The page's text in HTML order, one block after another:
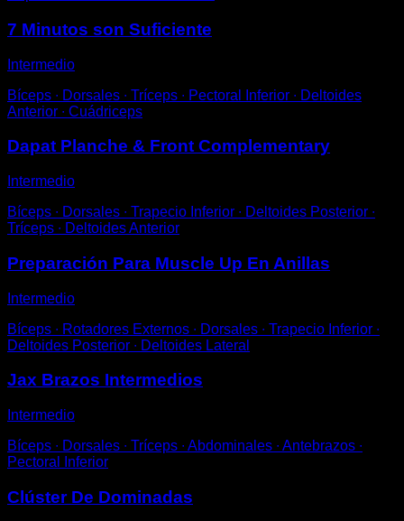
7 Minutos son Suficiente
Intermedio
Bíceps ∙ Dorsales ∙ Tríceps ∙ Pectoral Inferior ∙ Deltoides
Anterior ∙ Cuádriceps
Dapat Planche & Front Complementary
Intermedio
Bíceps ∙ Dorsales ∙ Trapecio Inferior ∙ Deltoides Posterior ∙
Tríceps ∙ Deltoides Anterior
Preparación Para Muscle Up En Anillas
Intermedio
Bíceps ∙ Rotadores Externos ∙ Dorsales ∙ Trapecio Inferior ∙
Deltoides Posterior ∙ Deltoides Lateral
Jax Brazos Intermedios
Intermedio
Bíceps ∙ Dorsales ∙ Tríceps ∙ Abdominales ∙ Antebrazos ∙
Pectoral Inferior
Clúster De Dominadas